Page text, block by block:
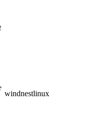
windnestlinux